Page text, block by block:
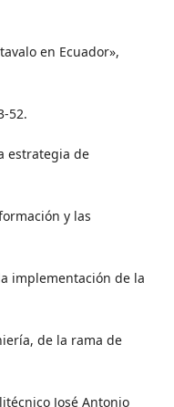
en Ecuador»,
52.
estrategia de
y las
implementación de la
de la rama de
José Antonio